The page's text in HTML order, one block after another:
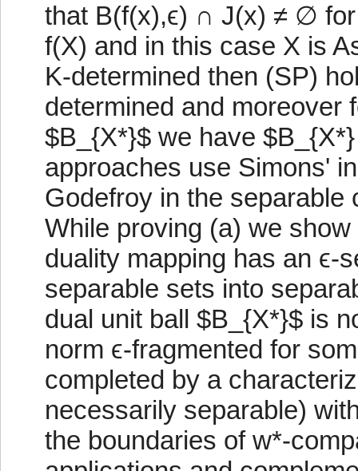
that B(f(x),ϵ) ∩ J(x) ≠ ∅
f(X) and in this case X is
K-determined then (SP)
determined and moreover
$B_{X*}$ we have
approaches use Simons'
Godefroy in the separable
While proving (a) we
duality mapping has an ϵ-
separable sets into
dual unit ball $B_{X*}$ is
norm ϵ-fragmented for
completed by a
necessarily separable)
the boundaries of w*-